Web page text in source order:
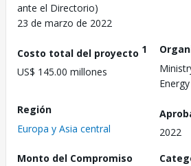
ante el Directorio)
23 de marzo de 2022
Costo total del proyecto 1
US$ 145.00 millones
Energy
Región
Europa y Asia central
2022
Monto del Compromiso